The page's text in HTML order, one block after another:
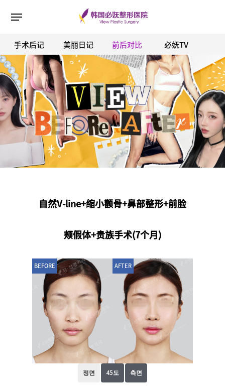
ESC 버튼을 누르면 검색창을 닫을 수 있습니다.
手术后记 美丽日记 前后对比 必妩TV
自然V-line+缩小颧骨+鼻部整形+前脸
颊假体+贵族手术(7个月)
BEFORE AFTER